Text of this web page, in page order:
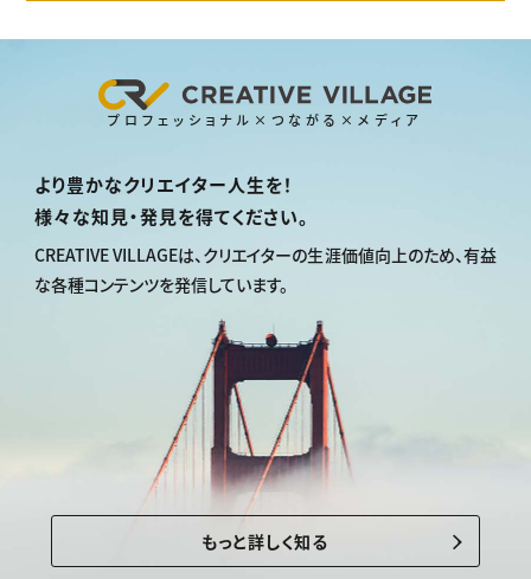
プロフェッショナル×つながる×メディア
より豊かなクリエイター人生を！
様々な知見・発見を得てください。
CREATIVE VILLAGEは、クリエイターの生涯価値向上のため、有益
な各種コンテンツを発信しています。
もっと詳しく知る